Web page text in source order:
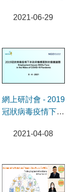
2021-06-29
網上研討會 - 2019
冠狀病毒疫情下非
傭議題
2021-04-08